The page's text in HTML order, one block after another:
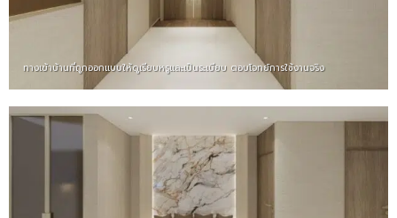
ทางเข้าบ้านที่ถูกออกแบบให้ดูเรียบหรูและเป็นระเบียบ ตอบโจทย์การใช้งานจริง